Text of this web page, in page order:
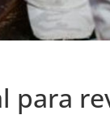
para